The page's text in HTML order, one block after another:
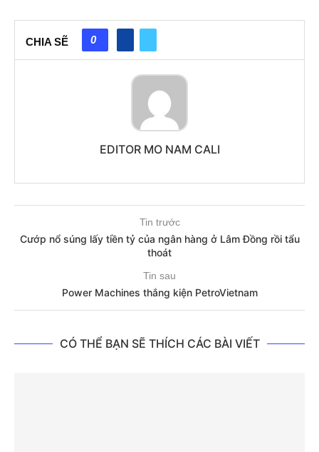
CHIA SẼ 0
EDITOR MO NAM CALI
Tin trước
Cướp nổ súng lấy tiền tỷ của ngân hàng ở Lâm Đồng rồi tẩu
thoát
Tin sau
Power Machines thắng kiện PetroVietnam
CÓ THỂ BẠN SẼ THÍCH CÁC BÀI VIẾT